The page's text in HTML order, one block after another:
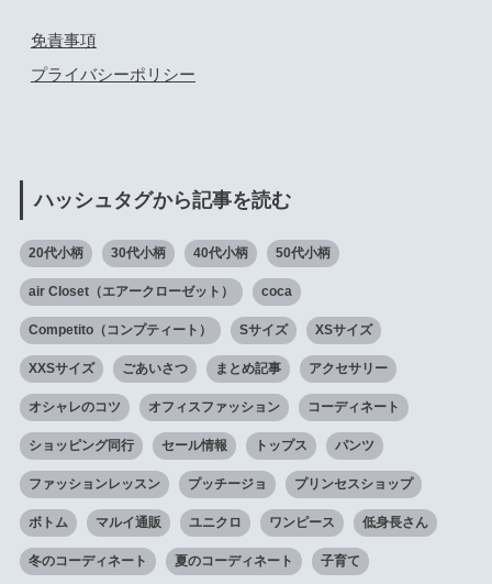
免責事項
プライバシーポリシー
ハッシュタグから記事を読む
20代小柄 30代小柄 40代小柄 50代小柄
air Closet（エアークローゼット） coca
Competito（コンプティート） Sサイズ XSサイズ
XXSサイズ ごあいさつ まとめ記事 アクセサリー
オシャレのコツ オフィスファッション コーディネート
ショッピング同行 セール情報 トップス パンツ
ファッションレッスン プッチージョ プリンセスショップ
ボトム マルイ通販 ユニクロ ワンピース 低身長さん
冬のコーディネート 夏のコーディネート 子育て